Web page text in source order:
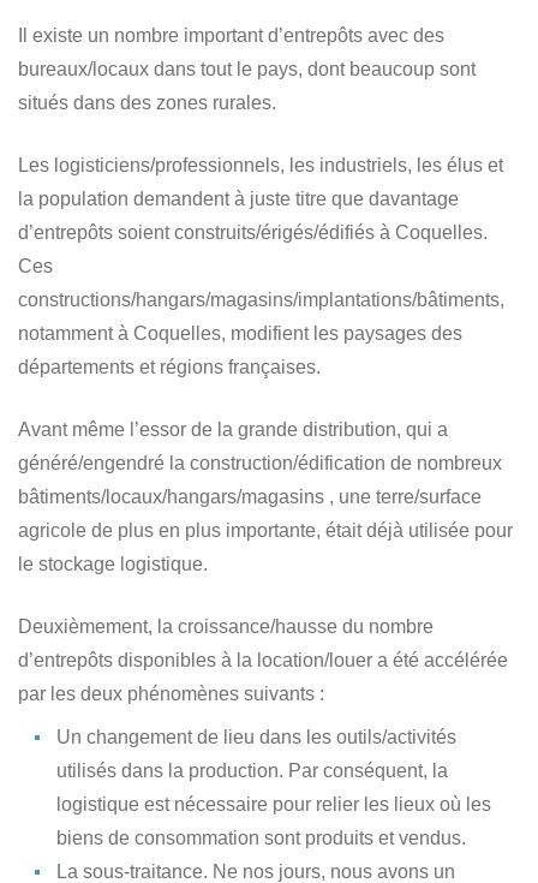
Il existe un nombre important d’entrepôts avec des
bureaux/locaux dans tout le pays, dont beaucoup sont
situés dans des zones rurales.
Les logisticiens/professionnels, les industriels, les élus et
la population demandent à juste titre que davantage
d’entrepôts soient construits/érigés/édifiés à Coquelles.
Ces
constructions/hangars/magasins/implantations/bâtiments,
notamment à Coquelles, modifient les paysages des
départements et régions françaises.
Avant même l’essor de la grande distribution, qui a
généré/engendré la construction/édification de nombreux
bâtiments/locaux/hangars/magasins , une terre/surface
agricole de plus en plus importante, était déjà utilisée pour
le stockage logistique.
Deuxièmement, la croissance/hausse du nombre
d’entrepôts disponibles à la location/louer a été accélérée
par les deux phénomènes suivants :
Un changement de lieu dans les outils/activités
utilisés dans la production. Par conséquent, la
logistique est nécessaire pour relier les lieux où les
biens de consommation sont produits et vendus.
La sous-traitance. Ne nos jours, nous avons un